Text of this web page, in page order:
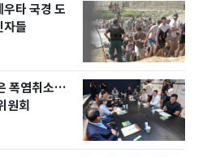
타 국경 도
자들
폭염취소…
원회